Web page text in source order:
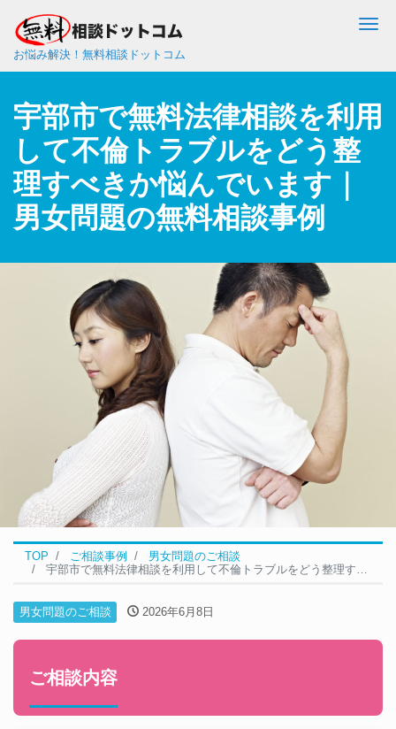
お悩み解決！無料相談ドットコム
宇部市で無料法律相談を利用
して不倫トラブルをどう整
理すべきか悩んでいます｜
男女問題の無料相談事例
TOP ご相談事例
男女問題のご相談
宇部市で無料法律相談を利用して不倫トラブルをどう整理すべきか悩んでいます｜男女問題の無料相談事例
男女問題のご相談 2026年6月8日
ご相談内容